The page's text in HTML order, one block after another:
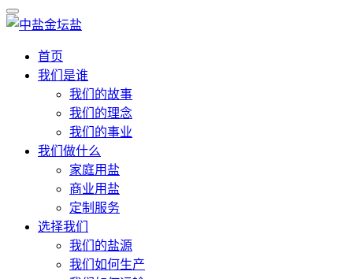
首页
我们是谁
我们的故事
我们的理念
我们的事业
我们做什么
家庭用盐
商业用盐
定制服务
选择我们
我们的盐源
我们如何生产